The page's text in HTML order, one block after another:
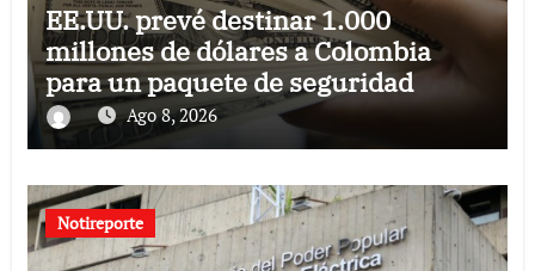
EE.UU. prevé destinar 1.000
millones de dólares a Colombia
para un paquete de seguridad
Ago 8, 2026
Notireporte